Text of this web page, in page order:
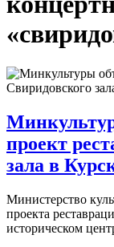
проект
зала в
Министерство
проекта
историческом